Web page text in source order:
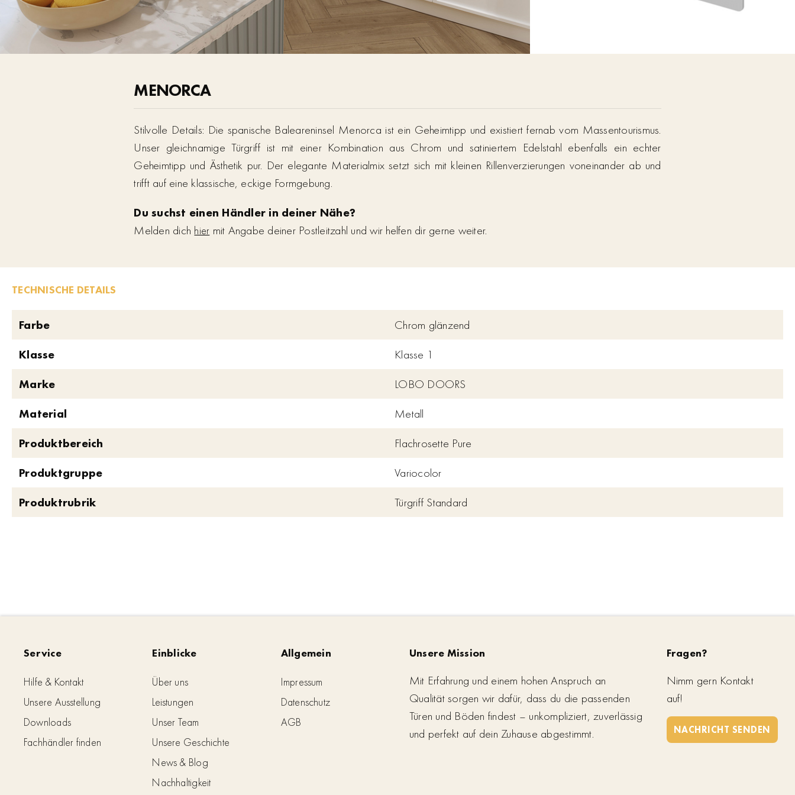
MENORCA
Stilvolle Details: Die spanische Baleareninsel Menorca ist ein Geheimtipp und existiert fernab vom Massentourismus.
Unser gleichnamige Türgriff ist mit einer Kombination aus Chrom und satiniertem Edelstahl ebenfalls ein echter
Geheimtipp und Ästhetik pur. Der elegante Materialmix setzt sich mit kleinen Rillenverzierungen voneinander ab und
trifft auf eine klassische, eckige Formgebung.
Du suchst einen Händler in deiner Nähe?
Melden dich hier mit Angabe deiner Postleitzahl und wir helfen dir gerne weiter.
TECHNISCHE DETAILS
Farbe
Chrom glänzend
Klasse
Klasse 1
Marke
LOBO DOORS
Material
Metall
Produktbereich
Flachrosette Pure
Produktgruppe
Variocolor
Produktrubrik
Türgriff Standard
Service
Hilfe & Kontakt
Unsere Ausstellung
Downloads
Fachhändler finden
Einblicke
Über uns
Leistungen
Unser Team
Unsere Geschichte
News & Blog
Nachhaltigkeit
Allgemein
Impressum
Datenschutz
AGB
Unsere Mission
Mit Erfahrung und einem hohen Anspruch an
Qualität sorgen wir dafür, dass du die passenden
Türen und Böden findest – unkompliziert, zuverlässig
und perfekt auf dein Zuhause abgestimmt.
Fragen?
Nimm gern Kontakt
auf!
NACHRICHT SENDEN